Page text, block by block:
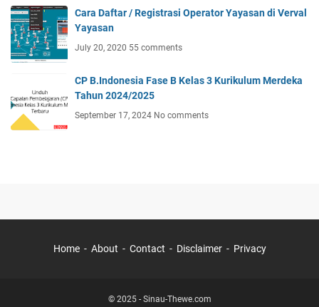
Cara Daftar / Registrasi Operator Yayasan di Verval
Yayasan
July 20, 2020 55 comments
CP B.Indonesia Fase B Kelas 3 Kurikulum Merdeka
Tahun 2024/2025
September 17, 2024 No comments
Home About Contact Disclaimer Privacy
© 2025 - Sinau-Thewe.com